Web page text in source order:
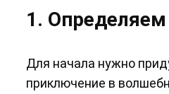
1.
Для начала нужно
приключение в